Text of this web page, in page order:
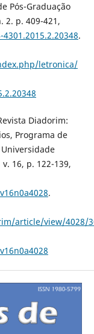
Pós-Graduação
2. p. 409-421,
.
letronica/
Diadorim:
Programa de
16, p. 122-139,
.
article/view/4028/